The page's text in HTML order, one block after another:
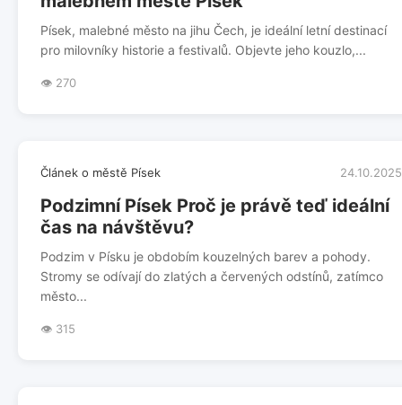
Písek, malebné město na jihu Čech, je ideální letní destinací
pro milovníky historie a festivalů. Objevte jeho kouzlo,...
👁️ 270
Článek o městě Písek 24.10.2025
Podzimní Písek Proč je právě teď ideální
čas na návštěvu?
Podzim v Písku je obdobím kouzelných barev a pohody.
Stromy se odívají do zlatých a červených odstínů, zatímco
město...
👁️ 315